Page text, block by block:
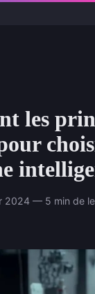
les
2024 — 5 min de